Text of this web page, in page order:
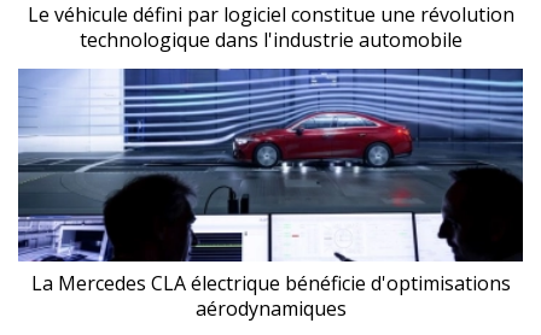
Le véhicule défini par logiciel constitue une révolution
technologique dans l'industrie automobile
La Mercedes CLA électrique bénéficie d'optimisations
aérodynamiques